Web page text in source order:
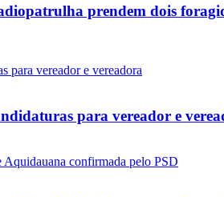
prendem dois
para vereador e